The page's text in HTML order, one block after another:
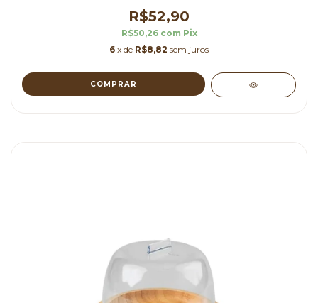
R$52,90
R$50,26 com Pix
6 x de R$8,82 sem juros